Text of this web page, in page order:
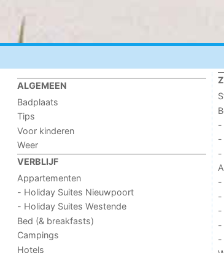
ALGEMEEN
Badplaats
Tips
Voor kinderen
Weer
VERBLIJF
Appartementen
- Holiday Suites Nieuwpoort
- Holiday Suites Westende
Bed (& breakfasts)
Campings
Hotels
-
-
-
-
-
-
-
-